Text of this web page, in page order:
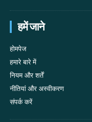
हमें जाने
होमपेज
हमारे बारे में
नियम और शर्तें
नीतियां और अस्वीकरण
संपर्क करें